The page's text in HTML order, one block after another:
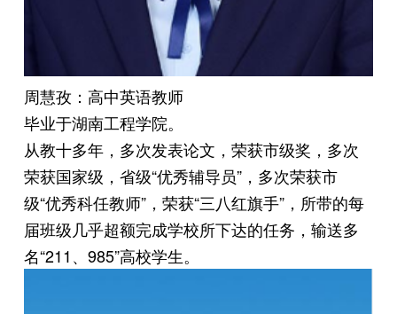
周慧孜：高中英语教师
毕业于湖南工程学院。
从教十多年，多次发表论文，荣获市级奖，多次
荣获国家级，省级“优秀辅导员”，多次荣获市
级“优秀科任教师”，荣获“三八红旗手”，所带的每
届班级几乎超额完成学校所下达的任务，输送多
名“211、985”高校学生。